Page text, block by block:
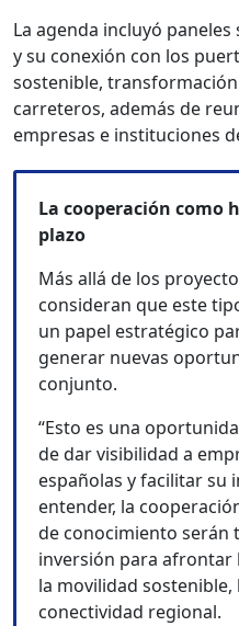
La agenda incluyó
y su conexión con los
sostenible,
carreteros, además de
empresas e instituciones
La cooperación como
plazo
Más allá de los
consideran que este
un papel estratégico
generar nuevas
conjunto.
“Esto es una
de dar visibilidad a
españolas y facilitar su
entender, la
de conocimiento serán
inversión para afrontar
la movilidad sostenible,
conectividad regional.